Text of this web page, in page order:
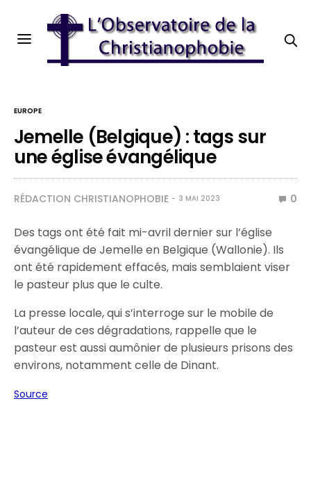
EUROPE
Jemelle (Belgique) : tags sur
une église évangélique
RÉDACTION CHRISTIANOPHOBIE 3 MAI 2023 0
Des tags ont été fait mi-avril dernier sur l’église
évangélique de Jemelle en Belgique (Wallonie). Ils
ont été rapidement effacés, mais semblaient viser
le pasteur plus que le culte.
La presse locale, qui s’interroge sur le mobile de
l’auteur de ces dégradations, rappelle que le
pasteur est aussi aumônier de plusieurs prisons des
environs, notamment celle de Dinant.
Source